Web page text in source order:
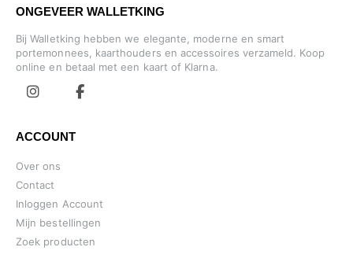
ONGEVEER WALLETKING
Bij Walletking hebben we elegante, moderne en smart
portemonnees, kaarthouders en accessoires verzameld. Koop
online en betaal met een kaart of Klarna.
ACCOUNT
Over ons
Contact
Inloggen Account
Mijn bestellingen
Zoek producten